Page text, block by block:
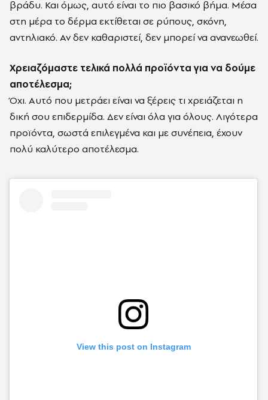
βράδυ. Και όμως, αυτό είναι το πιο βασικό βήμα. Μέσα
στη μέρα το δέρμα εκτίθεται σε ρύπους, σκόνη,
αντηλιακό. Αν δεν καθαριστεί, δεν μπορεί να ανανεωθεί.
Χρειαζόμαστε τελικά πολλά προϊόντα για να δούμε
αποτέλεσμα;
Όχι. Αυτό που μετράει είναι να ξέρεις τι χρειάζεται η
δική σου επιδερμίδα. Δεν είναι όλα για όλους. Λιγότερα
προϊόντα, σωστά επιλεγμένα και με συνέπεια, έχουν
πολύ καλύτερο αποτέλεσμα.
View this post on Instagram